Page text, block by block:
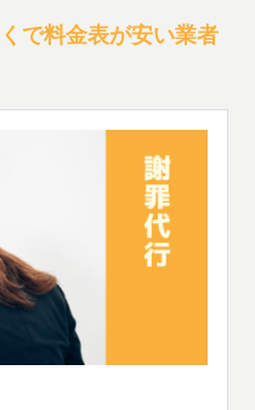
で料金表が安い業者